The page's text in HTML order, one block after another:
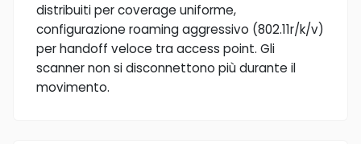
distribuiti per coverage uniforme,
configurazione roaming aggressivo (802.11r/k/v)
per handoff veloce tra access point. Gli
scanner non si disconnettono più durante il
movimento.